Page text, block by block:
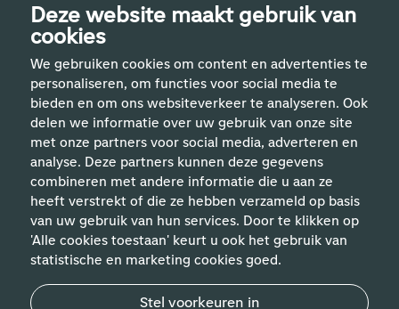
Deze website maakt gebruik van
cookies
We gebruiken cookies om content en advertenties te
personaliseren, om functies voor social media te
bieden en om ons websiteverkeer te analyseren. Ook
delen we informatie over uw gebruik van onze site
met onze partners voor social media, adverteren en
analyse. Deze partners kunnen deze gegevens
combineren met andere informatie die u aan ze
heeft verstrekt of die ze hebben verzameld op basis
van uw gebruik van hun services. Door te klikken op
'Alle cookies toestaan' keurt u ook het gebruik van
statistische en marketing cookies goed.
Stel voorkeuren in
Handige links
Vakgebieden
Contact